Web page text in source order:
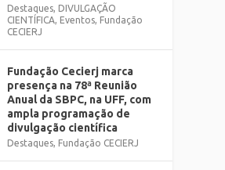
Destaques, DIVULGAÇÃO
CIENTÍFICA, Eventos, Fundação
CECIERJ
Fundação Cecierj marca
presença na 78ª Reunião
Anual da SBPC, na UFF, com
ampla programação de
divulgação científica
Destaques, Fundação CECIERJ